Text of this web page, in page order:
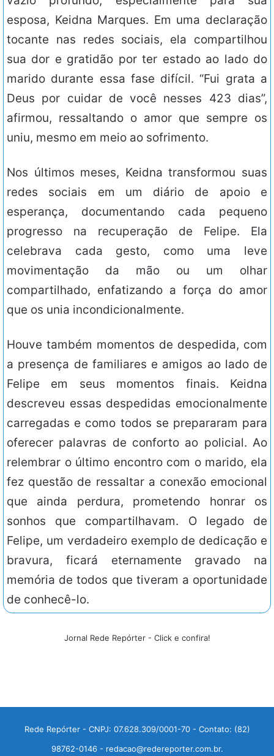
esposa, Keidna Marques. Em uma declaração
tocante nas redes sociais, ela compartilhou
sua dor e gratidão por ter estado ao lado do
marido durante essa fase difícil. “Fui grata a
Deus por cuidar de você nesses 423 dias”,
afirmou, ressaltando o amor que sempre os
uniu, mesmo em meio ao sofrimento.
Nos últimos meses, Keidna transformou suas
redes sociais em um diário de apoio e
esperança, documentando cada pequeno
progresso na recuperação de Felipe. Ela
celebrava cada gesto, como uma leve
movimentação da mão ou um olhar
compartilhado, enfatizando a força do amor
que os unia incondicionalmente.
Houve também momentos de despedida, com
a presença de familiares e amigos ao lado de
Felipe em seus momentos finais. Keidna
descreveu essas despedidas emocionalmente
carregadas e como todos se prepararam para
oferecer palavras de conforto ao policial. Ao
relembrar o último encontro com o marido, ela
fez questão de ressaltar a conexão emocional
que ainda perdura, prometendo honrar os
sonhos que compartilhavam. O legado de
Felipe, um verdadeiro exemplo de dedicação e
bravura, ficará eternamente gravado na
memória de todos que tiveram a oportunidade
de conhecê-lo.
Jornal Rede Repórter - Click e confira!
Rede Repórter - CNPJ: 07.628.309/0001-70 - Contato: (82)
98762-0146 - redacao@redereporter.com.br.